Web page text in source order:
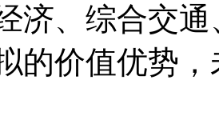
济、综合交
的价值优势